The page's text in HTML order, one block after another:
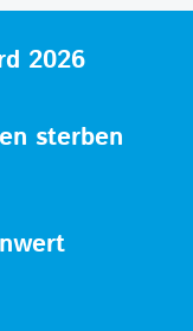
2026
sterben